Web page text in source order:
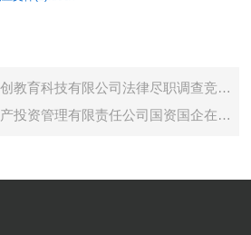
上一篇：四川省国智进创教育科技有限公司法律尽职调查竞争性谈判公告
下一篇：四川省国有资产投资管理有限责任公司国资国企在线监管平台二期建设项目中标公示